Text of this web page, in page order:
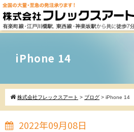
iPhone 14
株式会社フレックスアート > ブログ > iPhone 14
2022年09月08日